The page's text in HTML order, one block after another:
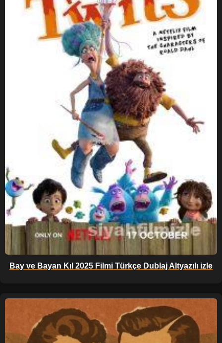
Bay ve Bayan Kıl 2025 Filmi Türkçe Dublaj Altyazılı izle